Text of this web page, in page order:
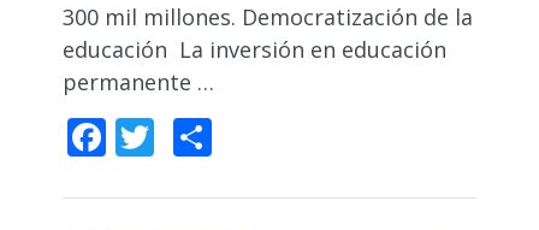
300 mil millones. Democratización de la
educación La inversión en educación
permanente …
Facebook
Twitter